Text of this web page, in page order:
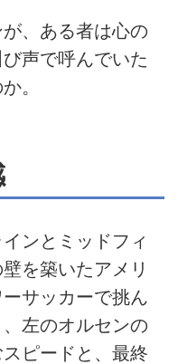
、ある者は心の
声で呼んでいた
。
ンとミッドフィ
を築いたアメリ
サッカーで挑ん
左のオルセンの
ピードと、最終